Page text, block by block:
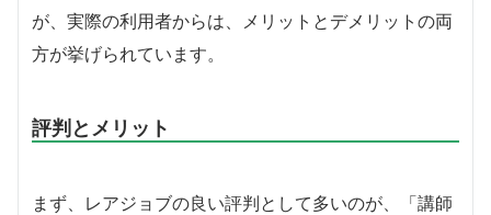
が、実際の利用者からは、メリットとデメリットの両
方が挙げられています。
評判とメリット
まず、レアジョブの良い評判として多いのが、「講師